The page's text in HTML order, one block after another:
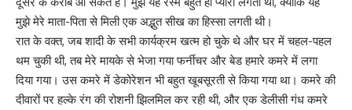
मुझे मेरे माता-पिता से मिली एक अद्भुत सीख का हिस्सा लगती थी।
रात के वक्त, जब शादी के सभी कार्यक्रम खत्म हो चुके थे और घर में चहल-पहल
थम चुकी थी, तब मेरे मायके से भेजा गया फर्नीचर और बेड हमारे कमरे में लगा
दिया गया। उस कमरे में डेकोरेशन भी बहुत खूबसूरती से किया गया था। कमरे की
दीवारों पर हल्के रंग की रोशनी झिलमिल कर रही थी, और एक डेलीसी गंध कमरे